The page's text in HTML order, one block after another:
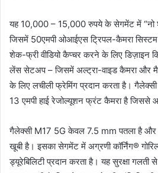
यह 10,000 – 15,000 रुपये के सेगमेंट में “नो
जिसमें 50एमपी ओआईएस ट्रिपल-कैमरा
शेक-फ्री वीडियो कैप्चर करने के लिए डिज़ाइन
लेंस सेटअप – जिसमें अल्ट्रा-वाइड कैमरा और
के लिए लचीली फ्रेमिंग प्रदान करता है।
13 एमपी हाई रेजोल्यूशन फ्रंट कैमरा है जिससे
गैलेक्सी M17 5G केवल 7.5 mm पतला है और
खूबी है। इसका सेगमेंट में अग्रणी कॉर्निंग®
ड्यूरेबिलिटी प्रदान करता है। यह सुरक्षा गलती